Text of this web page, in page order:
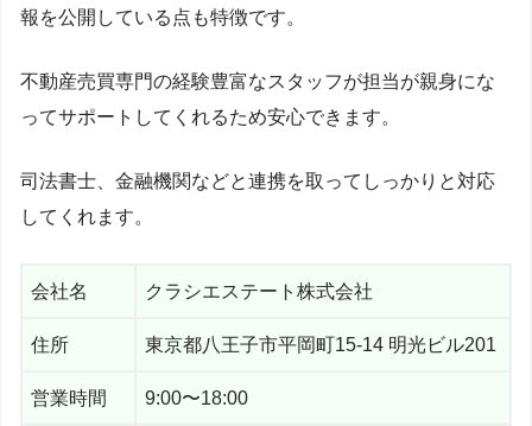
報を公開している点も特徴です。
不動産売買専門の経験豊富なスタッフが担当が親身にな
ってサポートしてくれるため安心できます。
司法書士、金融機関などと連携を取ってしっかりと対応
してくれます。
会社名 クラシエステート株式会社
住所 東京都八王子市平岡町15-14 明光ビル201
営業時間 9:00〜18:00